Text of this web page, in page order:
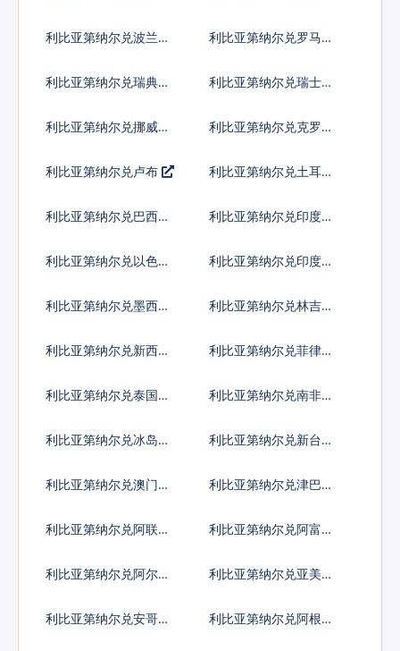
利比亚第纳尔兑波兰兹
利比亚第纳尔兑罗马尼
利比亚第纳尔兑瑞典克
利比亚第纳尔兑瑞士法
利比亚第纳尔兑挪威克
利比亚第纳尔兑克罗地
利比亚第纳尔兑卢布
利比亚第纳尔兑土耳其
利比亚第纳尔兑巴西雷
利比亚第纳尔兑印度尼
利比亚第纳尔兑以色列
利比亚第纳尔兑印度卢
利比亚第纳尔兑墨西哥
利比亚第纳尔兑林吉特
利比亚第纳尔兑新西兰
利比亚第纳尔兑菲律宾
利比亚第纳尔兑泰国铢
利比亚第纳尔兑南非兰
利比亚第纳尔兑冰岛克
利比亚第纳尔兑新台币
利比亚第纳尔兑澳门元
利比亚第纳尔兑津巴布
利比亚第纳尔兑阿联酋
利比亚第纳尔兑阿富汗
利比亚第纳尔兑阿尔巴
利比亚第纳尔兑亚美尼
利比亚第纳尔兑安哥拉
利比亚第纳尔兑阿根廷